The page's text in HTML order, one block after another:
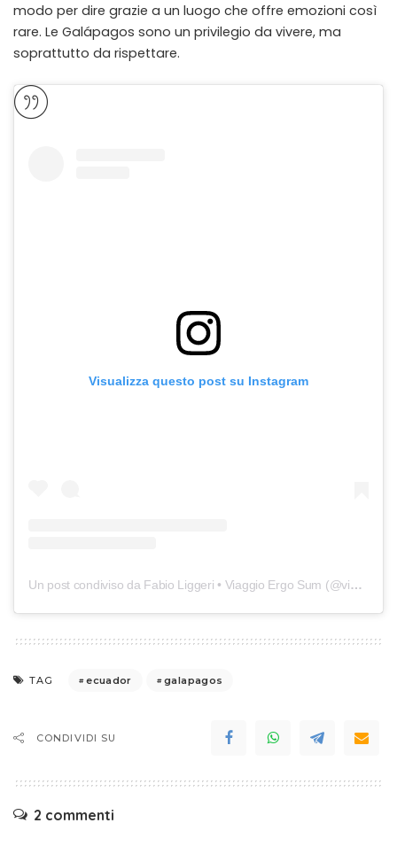
modo per dire grazie a un luogo che offre emozioni così
rare. Le Galápagos sono un privilegio da vivere, ma
soprattutto da rispettare.
Visualizza questo post su Instagram
Un post condiviso da Fabio Liggeri • Viaggio Ergo Sum (@viaggioergosum)
TAG ecuador galapagos
CONDIVIDI SU
2 commenti